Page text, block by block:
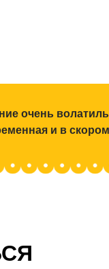
очень
и в